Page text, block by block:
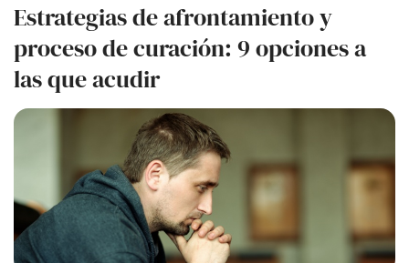
Estrategias de afrontamiento y
proceso de curación: 9 opciones a
las que acudir